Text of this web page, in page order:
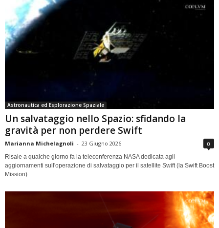
Astronautica ed Esplorazione Spaziale
Un salvataggio nello Spazio: sfidando la
gravità per non perdere Swift
Marianna Michelagnoli - 23 Giugno 2026 0
Risale a qualche giorno fa la teleconferenza NASA dedicata agli
aggiornamenti sull'operazione di salvataggio per il satellite Swift (la Swift Boost
Mission)